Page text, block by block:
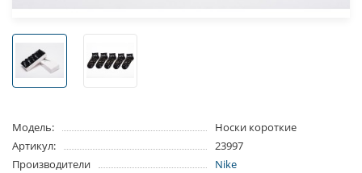
Модель:
Носки короткие
Артикул:
23997
Производители
Nike